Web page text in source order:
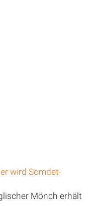
wird Somdet-
Mönch erhält